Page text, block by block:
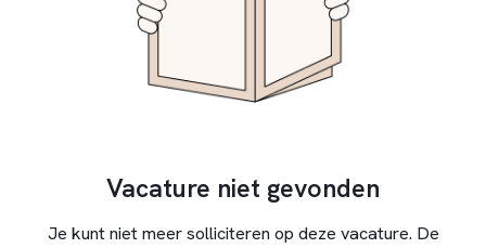
Vacature niet gevonden
Je kunt niet meer solliciteren op deze vacature. De